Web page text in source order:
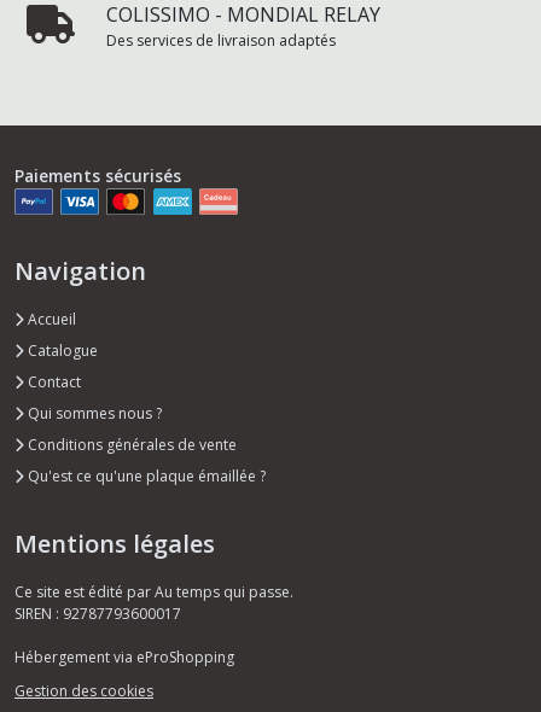
COLISSIMO - MONDIAL RELAY
Des services de livraison adaptés
Paiements sécurisés
Navigation
Accueil
Catalogue
Contact
Qui sommes nous ?
Conditions générales de vente
Qu'est ce qu'une plaque émaillée ?
Mentions légales
Ce site est édité par Au temps qui passe.
SIREN : 92787793600017
Hébergement via eProShopping
Gestion des cookies